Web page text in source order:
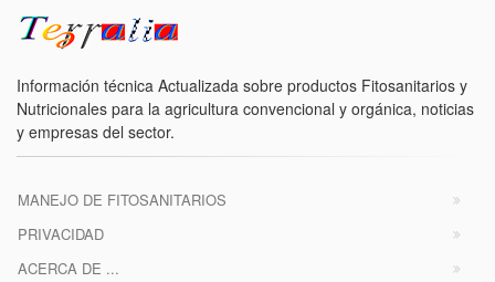
Información técnica Actualizada sobre productos Fitosanitarios y
Nutricionales para la agricultura convencional y orgánica, noticias
y empresas del sector.
MANEJO DE FITOSANITARIOS
PRIVACIDAD
ACERCA DE ...